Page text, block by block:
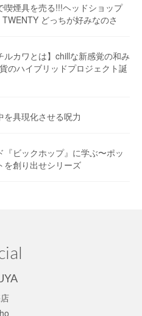
喫煙具を売る!!!ヘッドショップ
どっちが好みなのさ
カワとは】chillな新感覚の和み
のハイブリッドプロジェクト誕
を具現化させる呪力
『ビックホップ』に学ぶ〜ポッ
を創り出せシリーズ